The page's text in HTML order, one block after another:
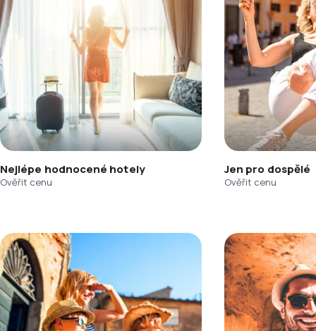
Nejlépe hodnocené hotely
Ověřit cenu
Jen pro dospělé
Ověřit cenu